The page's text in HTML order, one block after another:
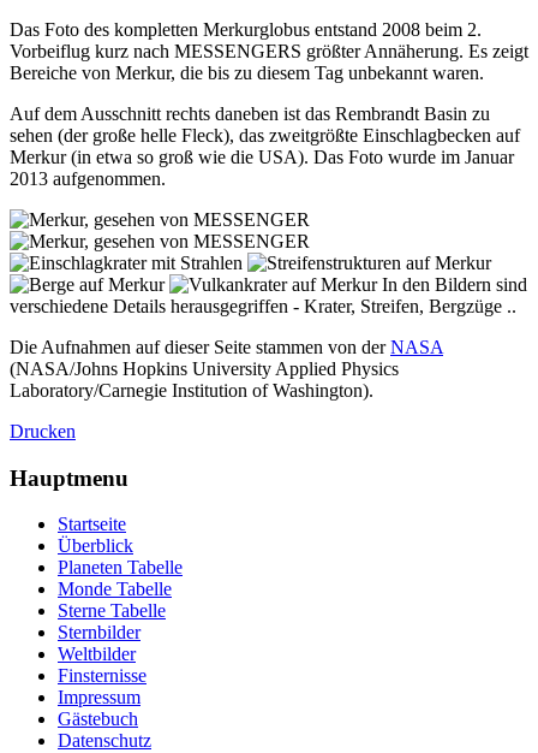
Das Foto des kompletten Merkurglobus entstand 2008 beim 2.
Vorbeiflug kurz nach MESSENGERS größter Annäherung. Es zeigt
Bereiche von Merkur, die bis zu diesem Tag unbekannt waren.
Auf dem Ausschnitt rechts daneben ist das Rembrandt Basin zu
sehen (der große helle Fleck), das zweitgrößte Einschlagbecken auf
Merkur (in etwa so groß wie die USA). Das Foto wurde im Januar
2013 aufgenommen.
In den Bildern sind
verschiedene Details herausgegriffen - Krater, Streifen, Bergzüge ..
Die Aufnahmen auf dieser Seite stammen von derNASA
(NASA/Johns Hopkins University Applied Physics
Laboratory/Carnegie Institution of Washington).
Drucken
Hauptmenu
Startseite
Überblick
Planeten Tabelle
Monde Tabelle
Sterne Tabelle
Sternbilder
Weltbilder
Finsternisse
Impressum
Gästebuch
Datenschutz